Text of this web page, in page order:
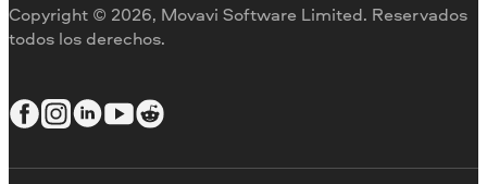
Copyright © 2026, Movavi Software Limited. Reservados
todos los derechos.